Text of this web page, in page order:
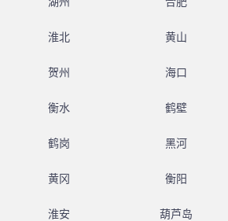
淮北 黄山
贺州 海口
衡水 鹤壁
鹤岗 黑河
黄冈 衡阳
淮安 葫芦岛